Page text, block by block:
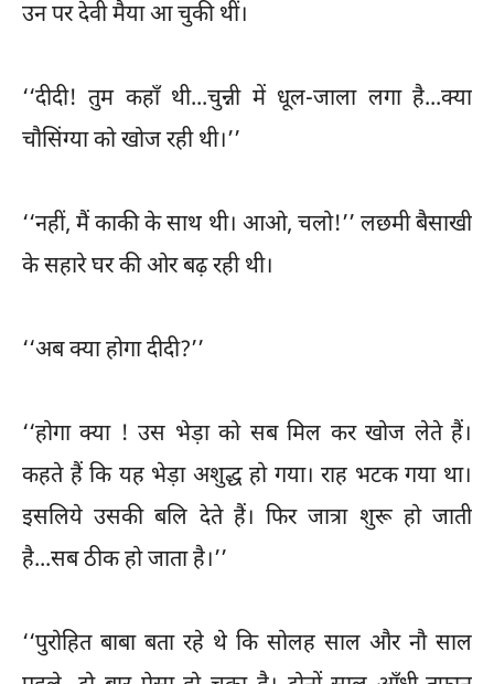
उन पर देवी मैया आ चुकी थीं।
‘‘दीदी! तुम कहाँ थी...चुन्नी में धूल-जाला लगा है...क्या
चौसिंग्या को खोज रही थी।’’
‘‘नहीं, मैं काकी के साथ थी। आओ, चलो!’’ लछमी बैसाखी
के सहारे घर की ओर बढ़ रही थी।
‘‘अब क्या होगा दीदी?’’
‘‘होगा क्या ! उस भेड़ा को सब मिल कर खोज लेते हैं।
कहते हैं कि यह भेड़ा अशुद्ध हो गया। राह भटक गया था।
इसलिये उसकी बलि देते हैं। फिर जात्रा शुरू हो जाती
है...सब ठीक हो जाता है।’’
‘‘पुरोहित बाबा बता रहे थे कि सोलह साल और नौ साल